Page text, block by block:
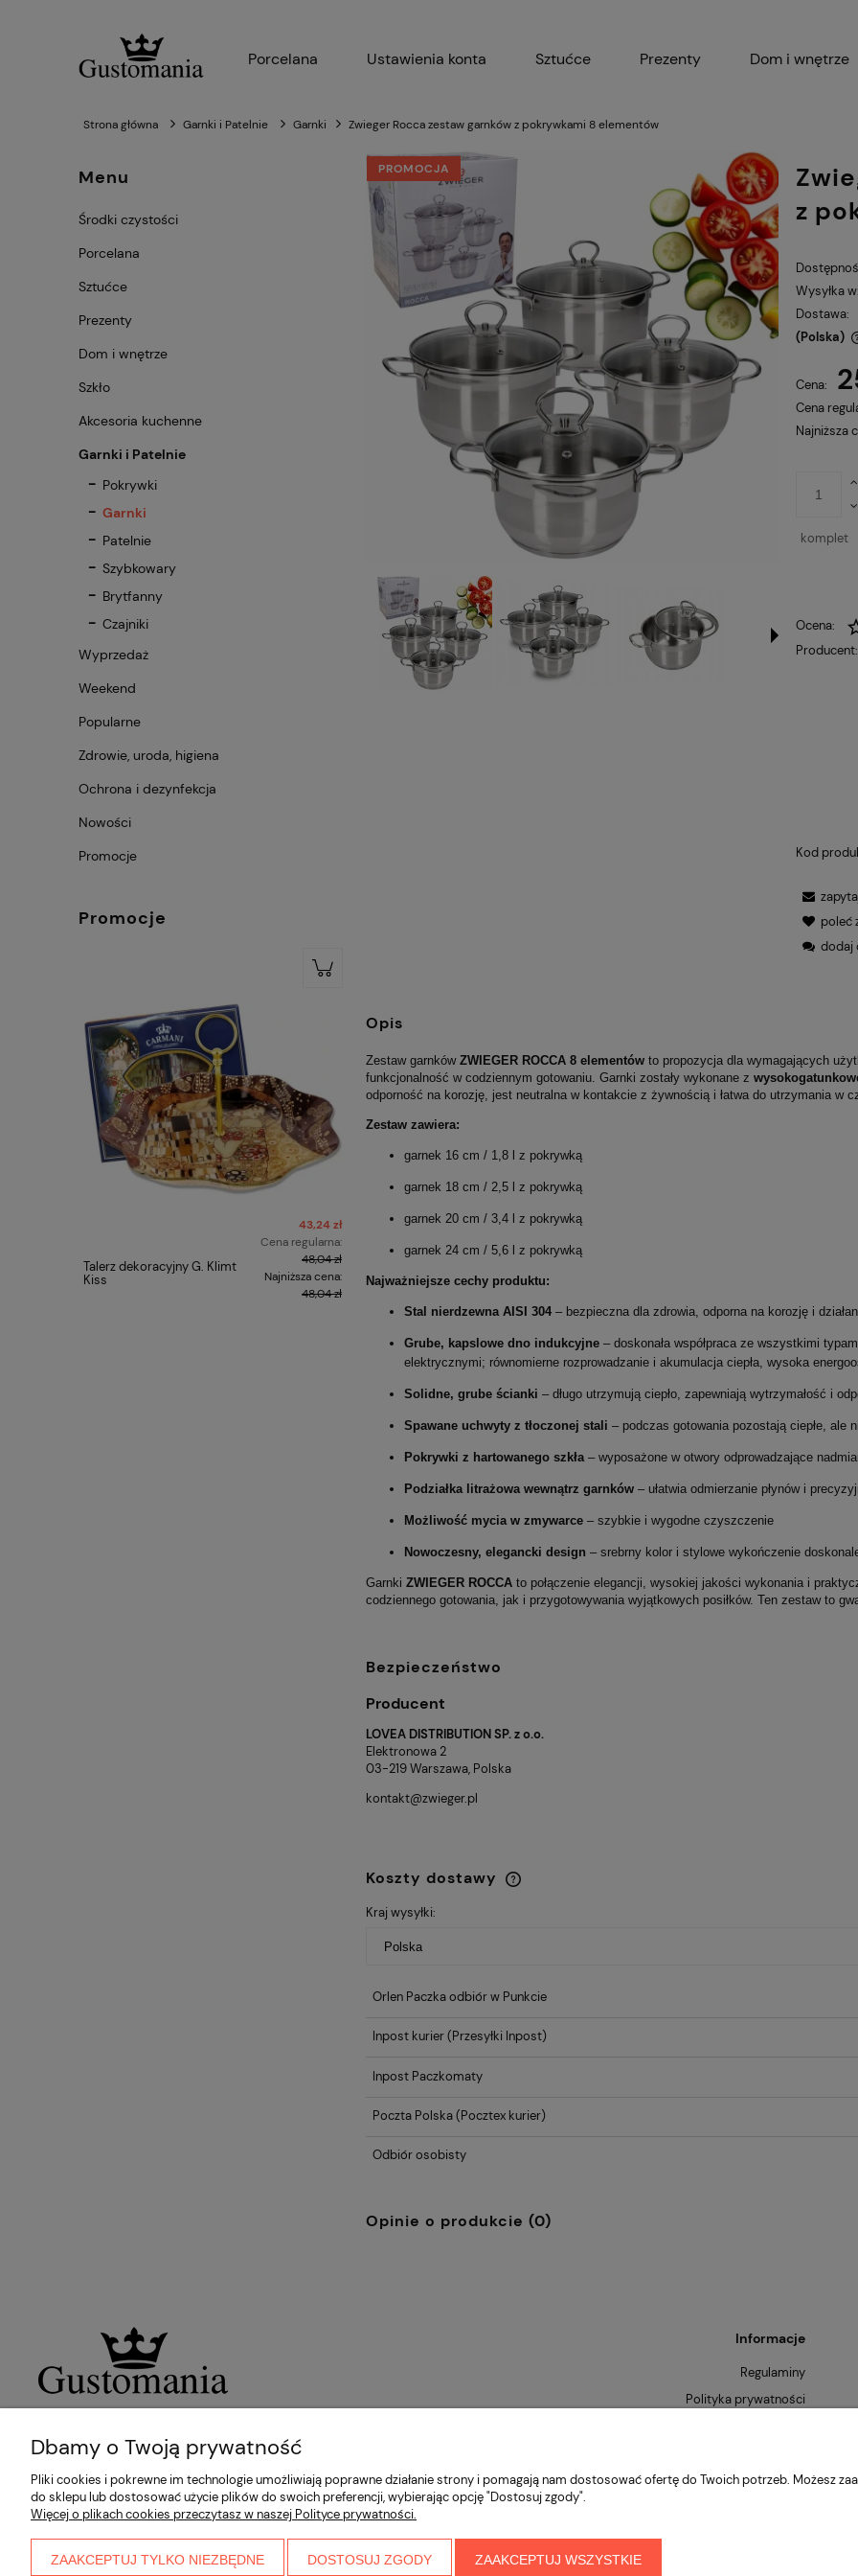
Porcelana Ustawienia konta Sztućce Prezenty Dom i wnętrze
Strona główna Garnki i Patelnie Garnki Zwieger Rocca zestaw garnków z pokrywkami 8 elementów
Menu
Środki czystości
Porcelana
Sztućce
Prezenty
Dom i wnętrze
Szkło
Akcesoria kuchenne
Garnki i Patelnie
Pokrywki
Garnki
Patelnie
Szybkowary
Brytfanny
Czajniki
Wyprzedaż
Weekend
Popularne
Zdrowie, uroda, higiena
Ochrona i dezynfekcja
Nowości
Promocje
Promocje
Talerz dekoracyjny G. Klimt
Kiss
43,24 zł
Cena regularna:
48,04 zł
Najniższa cena:
48,04 zł
Salaterka średnica 21,5 cm
103,20 zł
Cena regularna:
PROMOCJA
z
Wysyłka w:
Dostawa:
(Polska)
Cena nie zawiera ewentualnych kosztów
płatności
Cena:
Cena
Najniższa
komplet
Ocena:
Producent:
Kod
poleć
dodaj
Opis
Zestaw garnków ZWIEGER ROCCA 8 elementów to propozycja dla wymagających
funkcjonalność w codziennym gotowaniu. Garnki zostały wykonane z
odporność na korozję, jest neutralna w kontakcie z żywnością i łatwa do utrzymania w
Zestaw zawiera:
garnek 16 cm / 1,8 l z pokrywką
garnek 18 cm / 2,5 l z pokrywką
garnek 20 cm / 3,4 l z pokrywką
garnek 24 cm / 5,6 l z pokrywką
Najważniejsze cechy produktu:
Stal nierdzewna AISI 304 – bezpieczna dla zdrowia, odporna na korozję i
Grube, kapslowe dno indukcyjne – doskonała współpraca ze wszystkimi
elektrycznymi; równomierne rozprowadzanie i akumulacja ciepła, wysoka
Solidne, grube ścianki – długo utrzymują ciepło, zapewniają wytrzymałość i
Spawane uchwyty z tłoczonej stali – podczas gotowania pozostają ciepłe,
Pokrywki z hartowanego szkła– wyposażone w otwory odprowadzające
Podziałka litrażowa wewnątrz garnków – ułatwia odmierzanie płynów i
Możliwość mycia w zmywarce – szybkie i wygodne czyszczenie
Nowoczesny, elegancki design – srebrny kolor i stylowe wykończenie
Garnki ZWIEGER ROCCA to połączenie elegancji, wysokiej jakości wykonania i
codziennego gotowania, jak i przygotowywania wyjątkowych posiłków. Ten zestaw to
Bezpieczeństwo
Producent
LOVEA DISTRIBUTION SP. z o.o.
Elektronowa 2
03-219 Warszawa, Polska
kontakt@zwieger.pl
Koszty dostawy
Kraj wysyłki:
Orlen Paczka odbiór w Punkcie
Inpost kurier(Przesyłki Inpost)
Inpost Paczkomaty
Poczta Polska(Pocztex kurier)
Odbiór osobisty
Opinie o produkcie (0)
Informacje
Regulaminy
Polityka prywatności
Dbamy o Twoją prywatność
Pliki cookies i pokrewne im technologie umożliwiają poprawne działanie strony i pomagają nam dostosować ofertę do Twoich potrzeb. Możesz
do sklepu lub dostosować użycie plików do swoich preferencji, wybierając opcję "Dostosuj zgody".
Więcej o plikach cookies przeczytasz w naszej Polityce prywatności.
ZAAKCEPTUJ TYLKO NIEZBĘDNE DOSTOSUJ ZGODY ZAAKCEPTUJ WSZYSTKIE